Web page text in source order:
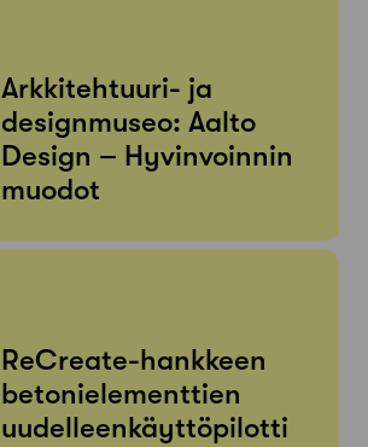
Arkkitehtuuri- ja
designmuseo: Aalto
Design – Hyvinvoinnin
muodot
ReCreate-hankkeen
betonielementtien
uudelleenkäyttöpilotti